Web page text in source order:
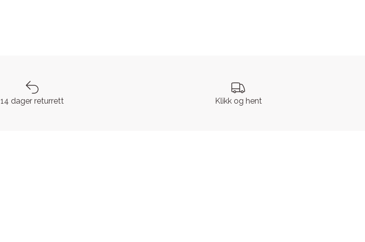
14 dager returrett Klikk og hent